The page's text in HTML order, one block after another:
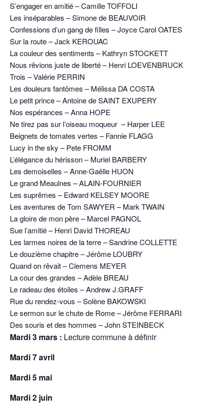
S’engager en amitié – Camille TOFFOLI
Les inséparables – Simone de BEAUVOIR
Confessions d’un gang de filles – Joyce Carol OATES
Sur la route – Jack KEROUAC
La couleur des sentiments – Kathryn STOCKETT
Nous rêvions juste de liberté – Henri LOEVENBRUCK
Trois – Valérie PERRIN
Les douleurs fantômes – Mélissa DA COSTA
Le petit prince – Antoine de SAINT EXUPERY
Nos espérances – Anna HOPE
Ne tirez pas sur l’oiseau moqueur – Harper LEE
Beignets de tomates vertes – Fannie FLAGG
Lucy in the sky – Pete FROMM
L’élégance du hérisson – Muriel BARBERY
Les demoiselles – Anne-Gaëlle HUON
Le grand Meaulnes – ALAIN-FOURNIER
Les suprêmes – Edward KELSEY MOORE
Les aventures de Tom SAWYER – Mark TWAIN
La gloire de mon père – Marcel PAGNOL
Sue l’amitié – Henri David THOREAU
Les larmes noires de la terre – Sandrine COLLETTE
Le douzième chapitre – Jérôme LOUBRY
Quand on rêvait – Clemens MEYER
La cour des grandes – Adèle BREAU
Le radeau des étoiles – Andrew J.GRAFF
Rue du rendez-vous – Solène BAKOWSKI
Le sermon sur le chute de Rome – Jérôme FERRARI
Des souris et des hommes – John STEINBECK
Mardi 3 mars : Lecture commune à définir
Mardi 7 avril
Mardi 5 mai
Mardi 2 juin